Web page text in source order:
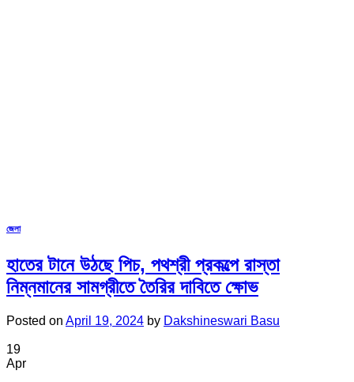
জেলা
হাতের টানে উঠছে পিচ, পথশ্রী প্রকল্পে রাস্তা
নিম্নমানের সামগ্রীতে তৈরির দাবিতে ক্ষোভ
Posted on April 19, 2024 by Dakshineswari Basu
19
Apr